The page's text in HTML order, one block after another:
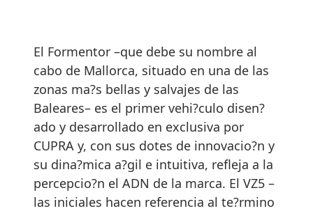
El Formentor –que debe su nombre al
cabo de Mallorca, situado en una de las
zonas ma?s bellas y salvajes de las
Baleares– es el primer vehi?culo disen?
ado y desarrollado en exclusiva por
CUPRA y, con sus dotes de innovacio?n y
su dina?mica a?gil e intuitiva, refleja a la
percepcio?n el ADN de la marca. El VZ5 –
las iniciales hacen referencia al te?rmino